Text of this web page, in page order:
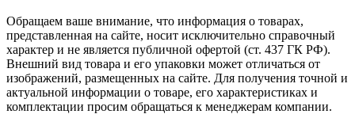
Обращаем ваше внимание, что информация о товарах,
представленная на сайте, носит исключительно справочный
характер и не является публичной офертой (ст. 437 ГК РФ).
Внешний вид товара и его упаковки может отличаться от
изображений, размещенных на сайте. Для получения точной и
актуальной информации о товаре, его характеристиках и
комплектации просим обращаться к менеджерам компании.